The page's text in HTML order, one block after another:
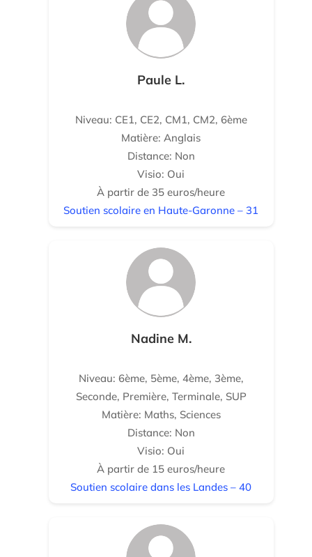
Paule L.
Niveau: CE1, CE2, CM1, CM2, 6ème
Matière: Anglais
Distance: Non
Visio: Oui
À partir de 35 euros/heure
Soutien scolaire en Haute-Garonne – 31
Nadine M.
Niveau: 6ème, 5ème, 4ème, 3ème,
Seconde, Première, Terminale, SUP
Matière: Maths, Sciences
Distance: Non
Visio: Oui
À partir de 15 euros/heure
Soutien scolaire dans les Landes – 40